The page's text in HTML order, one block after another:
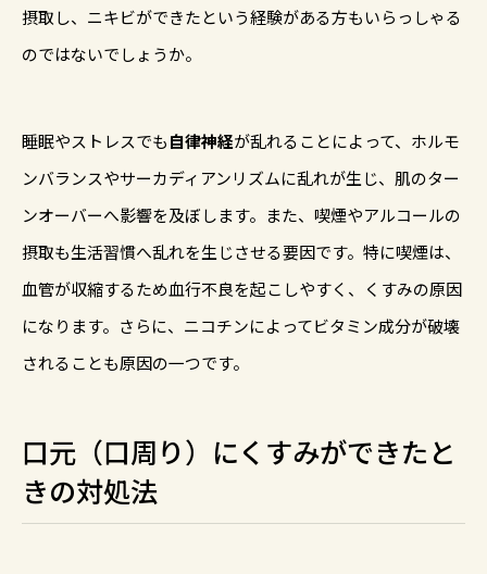
摂取し、ニキビができたという経験がある方もいらっしゃる
のではないでしょうか。
睡眠やストレスでも自律神経が乱れることによって、ホルモ
ンバランスやサーカディアンリズムに乱れが生じ、肌のター
ンオーバーへ影響を及ぼします。また、喫煙やアルコールの
摂取も生活習慣へ乱れを生じさせる要因です。特に喫煙は、
血管が収縮するため血行不良を起こしやすく、くすみの原因
になります。さらに、ニコチンによってビタミン成分が破壊
されることも原因の一つです。
口元（口周り）にくすみができたと
きの対処法